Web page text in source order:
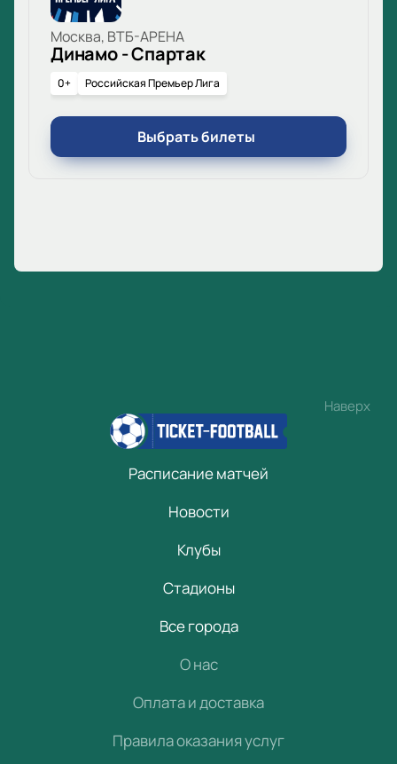
Москва, ВТБ-АРЕНА
Динамо - Спартак
0+ Российская Премьер Лига
Выбрать билеты
Наверх
Расписание матчей
Новости
Клубы
Стадионы
Все города
О нас
Оплата и доставка
Правила оказания услуг